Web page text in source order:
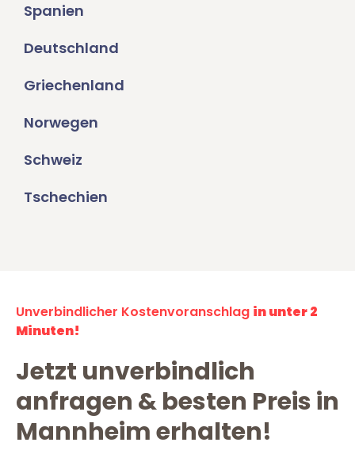
Spanien
Deutschland
Griechenland
Norwegen
Schweiz
Tschechien
Unverbindlicher Kostenvoranschlag in unter 2
Minuten!
Jetzt unverbindlich
anfragen & besten Preis in
Mannheim erhalten!